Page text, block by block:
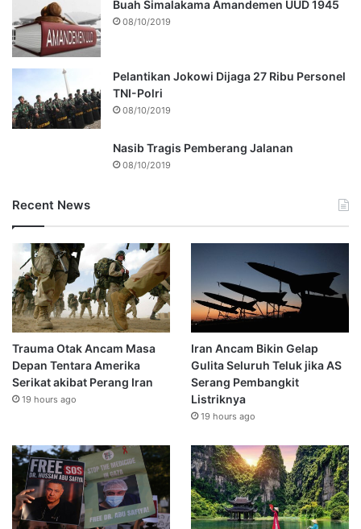
Buah Simalakama Amandemen UUD 1945
08/10/2019
Pelantikan Jokowi Dijaga 27 Ribu Personel
TNI-Polri
08/10/2019
Nasib Tragis Pemberang Jalanan
08/10/2019
Recent News
Trauma Otak Ancam Masa
Depan Tentara Amerika
Serikat akibat Perang Iran
19 hours ago
Iran Ancam Bikin Gelap
Gulita Seluruh Teluk jika AS
Serang Pembangkit
Listriknya
19 hours ago